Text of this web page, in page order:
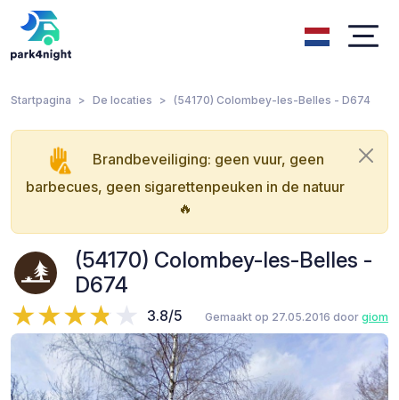
Startpagina De locaties (54170) Colombey-les-Belles - D674
Brandbeveiliging: geen vuur, geen
barbecues, geen sigarettenpeuken in de natuur
🔥
(54170) Colombey-les-Belles -
D674
3.8/5 Gemaakt op 27.05.2016 door giom